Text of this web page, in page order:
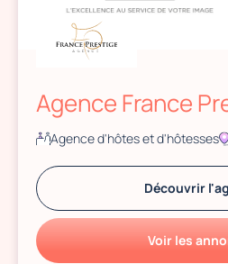
Agence France
Agence d'hôtes et d'hôtesses
Découvrir
Voir les